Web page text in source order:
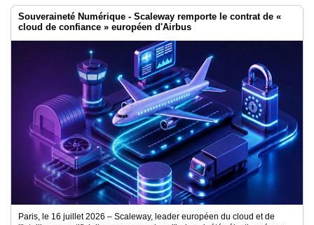
Souveraineté Numérique - Scaleway remporte le contrat de «
cloud de confiance » européen d'Airbus
Paris, le 16 juillet 2026 – Scaleway, leader européen du cloud et de